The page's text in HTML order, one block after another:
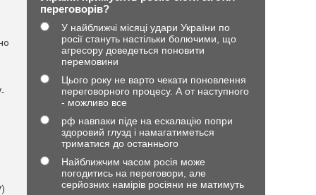
переговорів?
У найближчі місяці удари України по
росії стануть настільки болючими, що
агресору доведеться поновити
перемовини
Цього року не варто чекати поновлення
переговорного процесу. А от наступного
- можливо все
рф навпаки піде на ескалацію попри
здоровий глузд і намагатиметься
триматися до останнього
Найближчим часом росія може
погодитись на переговори, але
серйозних намірів росіяни не матимуть